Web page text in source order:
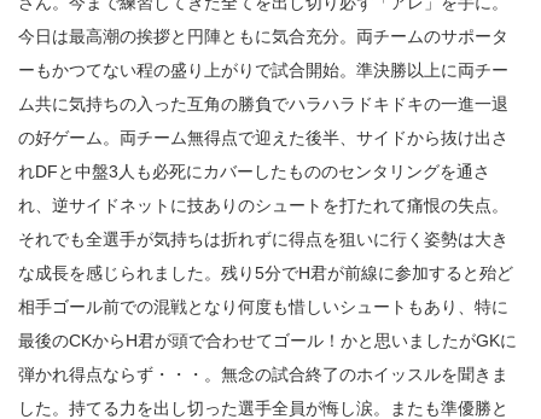
今日は最高潮の挨拶と円陣ともに気合充分。両チームのサポータ
ーもかつてない程の盛り上がりで試合開始。準決勝以上に両チー
ム共に気持ちの入った互角の勝負でハラハラドキドキの一進一退
の好ゲーム。両チーム無得点で迎えた後半、サイドから抜け出さ
れDFと中盤3人も必死にカバーしたもののセンタリングを通さ
れ、逆サイドネットに技ありのシュートを打たれて痛恨の失点。
それでも全選手が気持ちは折れずに得点を狙いに行く姿勢は大き
な成長を感じられました。残り5分でH君が前線に参加すると殆ど
相手ゴール前での混戦となり何度も惜しいシュートもあり、特に
最後のCKからH君が頭で合わせてゴール！かと思いましたがGKに
弾かれ得点ならず・・・。無念の試合終了のホイッスルを聞きま
した。持てる力を出し切った選手全員が悔し涙。またも準優勝と